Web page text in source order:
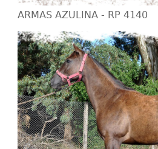
ARMAS AZULINA - RP 4140